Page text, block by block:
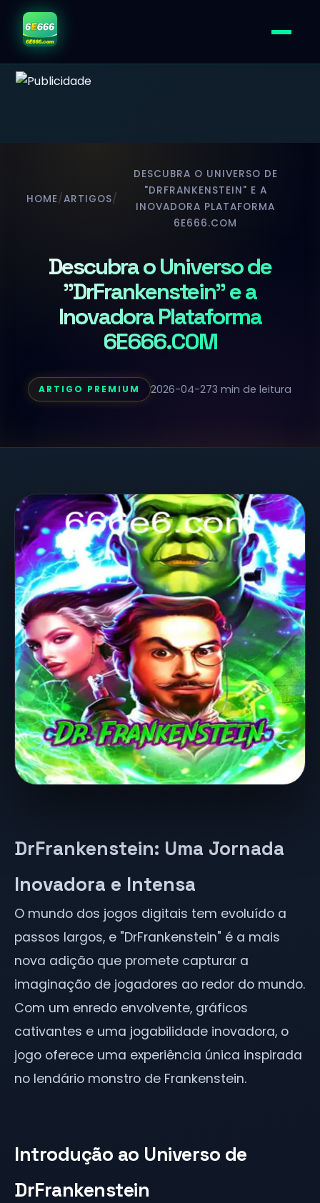
HOME/ARTIGOS/
DESCUBRA O UNIVERSO DE
"DRFRANKENSTEIN" E A
INOVADORA PLATAFORMA
6E666.COM
Descubra o Universo de
"DrFrankenstein" e a
Inovadora Plataforma
6E666.COM
ARTIGO PREMIUM 2026-04-273 min de leitura
DrFrankenstein: Uma Jornada
Inovadora e Intensa
O mundo dos jogos digitais tem evoluído a
passos largos, e "DrFrankenstein" é a mais
nova adição que promete capturar a
imaginação de jogadores ao redor do mundo.
Com um enredo envolvente, gráficos
cativantes e uma jogabilidade inovadora, o
jogo oferece uma experiência única inspirada
no lendário monstro de Frankenstein.
Introdução ao Universo de
DrFrankenstein